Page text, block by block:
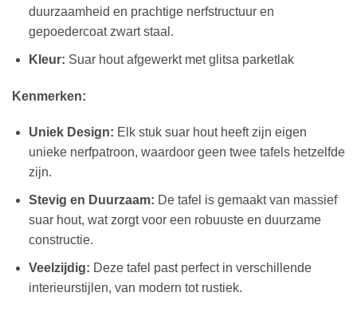
duurzaamheid en prachtige nerfstructuur en
gepoedercoat zwart staal.
Kleur: Suar hout afgewerkt met glitsa parketlak
Kenmerken:
Uniek Design: Elk stuk suar hout heeft zijn eigen
unieke nerfpatroon, waardoor geen twee tafels hetzelfde
zijn.
Stevig en Duurzaam: De tafel is gemaakt van massief
suar hout, wat zorgt voor een robuuste en duurzame
constructie.
Veelzijdig: Deze tafel past perfect in verschillende
interieurstijlen, van modern tot rustiek.